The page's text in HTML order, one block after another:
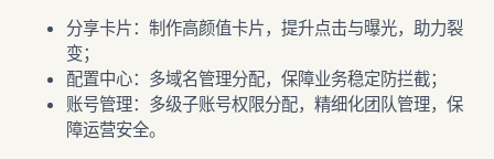
分享卡片：制作高颜值卡片，提升点击与曝光，助力裂
变；
配置中心：多域名管理分配，保障业务稳定防拦截；
账号管理：多级子账号权限分配，精细化团队管理，保
障运营安全。